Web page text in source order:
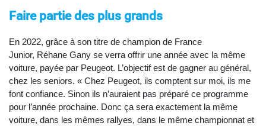
Faire partie des plus grands
En 2022, grâce à son titre de champion de France
Junior, Réhane Gany se verra offrir une année avec la même
voiture, payée par Peugeot. L’objectif est de gagner au général,
chez les seniors. « Chez Peugeot, ils comptent sur moi, ils me
font confiance. Sinon ils n’auraient pas préparé ce programme
pour l’année prochaine. Donc ça sera exactement la même
voiture, dans les mêmes rallyes, dans le même championnat et